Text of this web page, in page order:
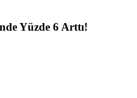
Yüzde 6 Arttı!